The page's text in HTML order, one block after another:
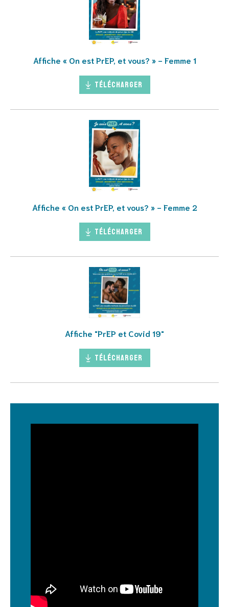
Affiche « On est PrEP, et vous? » - Femme 1
Télécharger
Affiche « On est PrEP, et vous? » - Femme 2
Télécharger
Affiche "PrEP et Covid 19"
Télécharger